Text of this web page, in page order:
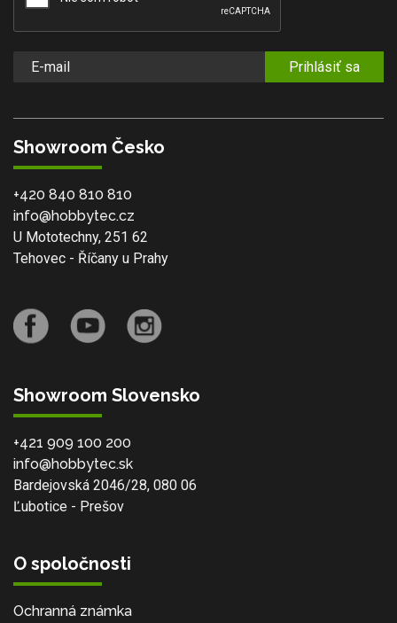
Prihlásiť sa
Showroom Česko
+420 840 810 810
info@hobbytec.cz
U Mototechny, 251 62
Tehovec - Říčany u Prahy
Showroom Slovensko
+421 909 100 200
info@hobbytec.sk
Bardejovská 2046/28, 080 06
Ľubotice - Prešov
O spoločnosti
Ochranná známka